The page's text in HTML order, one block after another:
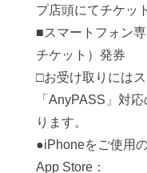
プ店頭にてチケッ
■スマートフォン
チケット）発券
□お受け取りには
「AnyPASS」対
ります。
●iPhoneをご使用
App Store：